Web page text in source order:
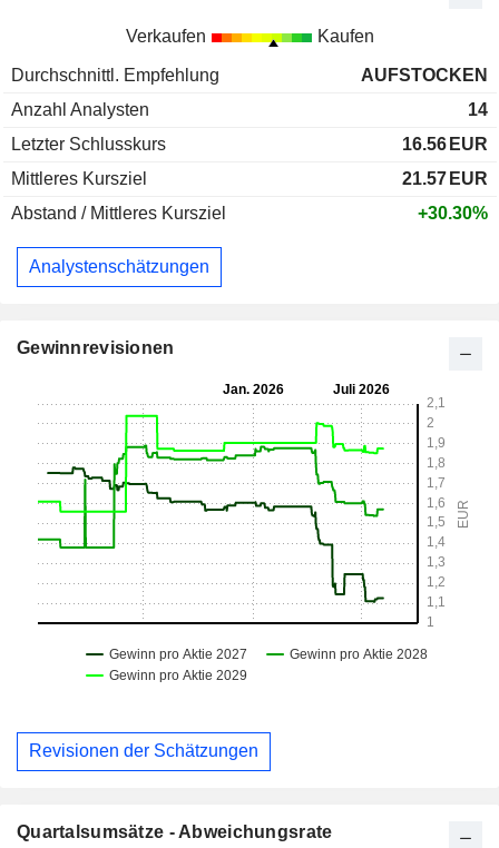
Verkaufen Kaufen
Durchschnittl. Empfehlung
AUFSTOCKEN
Anzahl Analysten
14
Letzter Schlusskurs
16.56 EUR
Mittleres Kursziel
21.57 EUR
Abstand / Mittleres Kursziel
+30.30%
Analystenschätzungen
Gewinnrevisionen
Revisionen der Schätzungen
Quartalsumsätze - Abweichungsrate